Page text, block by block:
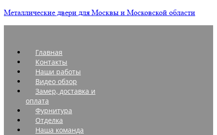
Металлические двери для Москвы и Московской области
Главная
Контакты
Наши работы
Видео обзор
Замер, доставка и
оплата
Фурнитура
Отделка
Наша команда